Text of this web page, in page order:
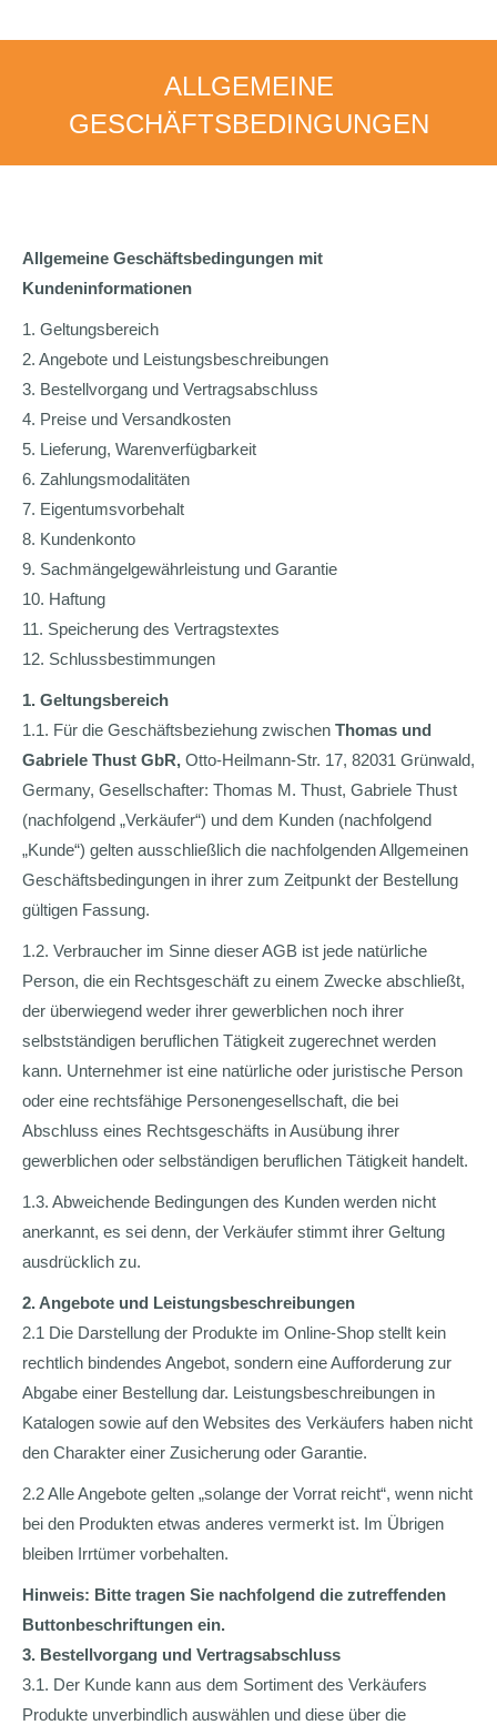
ALLGEMEINE
GESCHÄFTSBEDINGUNGEN
Allgemeine Geschäftsbedingungen mit
Kundeninformationen
1. Geltungsbereich
2. Angebote und Leistungsbeschreibungen
3. Bestellvorgang und Vertragsabschluss
4. Preise und Versandkosten
5. Lieferung, Warenverfügbarkeit
6. Zahlungsmodalitäten
7. Eigentumsvorbehalt
8. Kundenkonto
9. Sachmängelgewährleistung und Garantie
10. Haftung
11. Speicherung des Vertragstextes
12. Schlussbestimmungen
1. Geltungsbereich
1.1. Für die Geschäftsbeziehung zwischen Thomas und
Gabriele Thust GbR, Otto-Heilmann-Str. 17, 82031 Grünwald,
Germany, Gesellschafter: Thomas M. Thust, Gabriele Thust
(nachfolgend „Verkäufer“) und dem Kunden (nachfolgend
„Kunde“) gelten ausschließlich die nachfolgenden Allgemeinen
Geschäftsbedingungen in ihrer zum Zeitpunkt der Bestellung
gültigen Fassung.
1.2. Verbraucher im Sinne dieser AGB ist jede natürliche
Person, die ein Rechtsgeschäft zu einem Zwecke abschließt,
der überwiegend weder ihrer gewerblichen noch ihrer
selbstständigen beruflichen Tätigkeit zugerechnet werden
kann. Unternehmer ist eine natürliche oder juristische Person
oder eine rechtsfähige Personengesellschaft, die bei
Abschluss eines Rechtsgeschäfts in Ausübung ihrer
gewerblichen oder selbständigen beruflichen Tätigkeit handelt.
1.3. Abweichende Bedingungen des Kunden werden nicht
anerkannt, es sei denn, der Verkäufer stimmt ihrer Geltung
ausdrücklich zu.
2. Angebote und Leistungsbeschreibungen
2.1 Die Darstellung der Produkte im Online-Shop stellt kein
rechtlich bindendes Angebot, sondern eine Aufforderung zur
Abgabe einer Bestellung dar. Leistungsbeschreibungen in
Katalogen sowie auf den Websites des Verkäufers haben nicht
den Charakter einer Zusicherung oder Garantie.
2.2 Alle Angebote gelten „solange der Vorrat reicht“, wenn nicht
bei den Produkten etwas anderes vermerkt ist. Im Übrigen
bleiben Irrtümer vorbehalten.
Hinweis: Bitte tragen Sie nachfolgend die zutreffenden
Buttonbeschriftungen ein.
3. Bestellvorgang und Vertragsabschluss
3.1. Der Kunde kann aus dem Sortiment des Verkäufers
Produkte unverbindlich auswählen und diese über die